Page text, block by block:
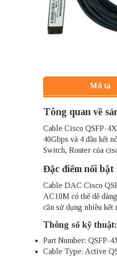
Mô tả
Tông quan về
Cable Cisco QSFP-
40Gbps và 4 đầu kết
Switch, Router của
Đặc điểm nổi bật
Cable DAC Cisco
AC10M có thể dễ
cần sử dụng nhiều kết
Thông số kỹ thuật:
Part Number: QSFP-
Cable Type: Active